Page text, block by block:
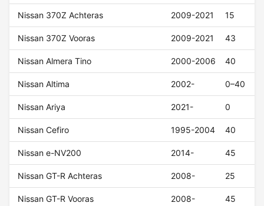
Nissan 370Z Achteras 2009-2021 15
Nissan 370Z Vooras 2009-2021 43
Nissan Almera Tino 2000-2006 40
Nissan Altima 2002- 0–40
Nissan Ariya 2021- 0
Nissan Cefiro 1995-2004 40
Nissan e-NV200 2014- 45
Nissan GT-R Achteras 2008- 25
Nissan GT-R Vooras 2008- 45